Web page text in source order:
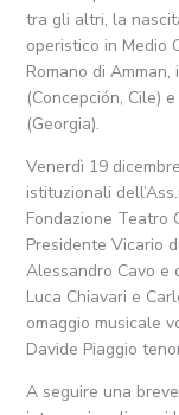
tra gli altri, la
operistico in Medio
Romano di
(Concepción, Cile)
(Georgia).
Venerdì 19
istituzionali
Fondazione Teatro
Presidente Vicario
Alessandro Cavo e
Luca Chiavari e
omaggio musicale
Davide Piaggio
A seguire una